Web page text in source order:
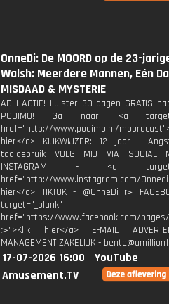
OnneDi: De MOORD op de 23-
Walsh: Meerdere Mannen, Eén
MISDAAD & MYSTERIE
AD | ACTIE! Luister 30 dagen GRATIS
PODIMO! Ga naar: <a
href="http://www.podimo.nl/
hier</a> KIJKWIJZER: 12 jaar -
taalgebruik VOLG MIJ VIA SOCIAL
INSTAGRAM - <a
href="http://www.instagram.com/
hier</a> TIKTOK - @OnneDi ▻
target="_blank"
href="https://www.facebook.com/pages/
▻">Klik hier</a> E-MAIL
MANAGEMENT ZAKELIJK -
17-07-2026 16:00
YouTube
Amusement.TV